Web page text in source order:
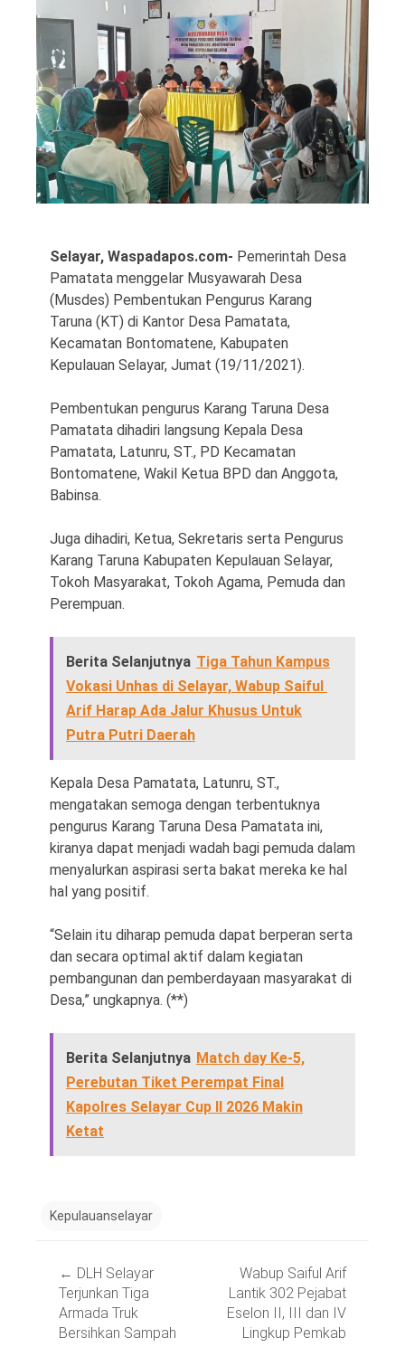
Copyright
2026
Waspada
Selayar, Waspadapos.com- Pemerintah Desa
Pamatata menggelar Musyawarah Desa
(Musdes) Pembentukan Pengurus Karang
Taruna (KT) di Kantor Desa Pamatata,
Kecamatan Bontomatene, Kabupaten
Kepulauan Selayar, Jumat (19/11/2021).
Pembentukan pengurus Karang Taruna Desa
Pamatata dihadiri langsung Kepala Desa
Pamatata, Latunru, ST., PD Kecamatan
Bontomatene, Wakil Ketua BPD dan Anggota,
Babinsa.
Juga dihadiri, Ketua, Sekretaris serta Pengurus
Karang Taruna Kabupaten Kepulauan Selayar,
Tokoh Masyarakat, Tokoh Agama, Pemuda dan
Perempuan.
Berita Selanjutnya Tiga Tahun Kampus
Vokasi Unhas di Selayar, Wabup Saiful
Arif Harap Ada Jalur Khusus Untuk
Putra Putri Daerah
Kepala Desa Pamatata, Latunru, ST.,
mengatakan semoga dengan terbentuknya
pengurus Karang Taruna Desa Pamatata ini,
kiranya dapat menjadi wadah bagi pemuda dalam
menyalurkan aspirasi serta bakat mereka ke hal
hal yang positif.
“Selain itu diharap pemuda dapat berperan serta
dan secara optimal aktif dalam kegiatan
pembangunan dan pemberdayaan masyarakat di
Desa,” ungkapnya. (**)
Berita Selanjutnya Match day Ke-5,
Perebutan Tiket Perempat Final
Kapolres Selayar Cup II 2026 Makin
Ketat
Kepulauanselayar
navigation
← DLH Selayar
Terjunkan Tiga
Armada Truk
Bersihkan Sampah
Wabup Saiful Arif
Lantik 302 Pejabat
Eselon II, III dan IV
Lingkup Pemkab